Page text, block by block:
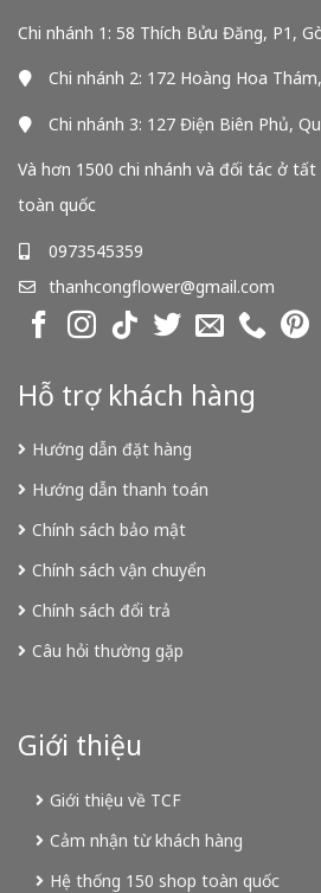
Chi nhánh 1: 58 Thích Bửu Đăng, P1,
Chi nhánh 2: 172 Hoàng Hoa
Chi nhánh 3: 127 Điện Biên Phủ,
Và hơn 1500 chi nhánh và đối tác ở
toàn quốc
0973545359
thanhcongflower@gmail.com
Hỗ trợ khách hàng
Hướng dẫn đặt hàng
Hướng dẫn thanh toán
Chính sách bảo mật
Chính sách vận chuyển
Chính sách đổi trả
Câu hỏi thường gặp
Giới thiệu
Giới thiệu về TCF
Cảm nhận từ khách hàng
Hệ thống 150 shop toàn quốc